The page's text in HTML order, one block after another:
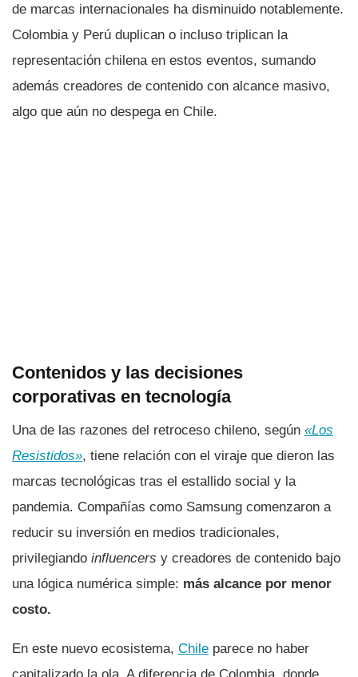
de marcas internacionales ha disminuido notablemente.
Colombia y Perú duplican o incluso triplican la
representación chilena en estos eventos, sumando
además creadores de contenido con alcance masivo,
algo que aún no despega en Chile.
Contenidos y las decisiones
corporativas en tecnología
Una de las razones del retroceso chileno, según «Los
Resistidos», tiene relación con el viraje que dieron las
marcas tecnológicas tras el estallido social y la
pandemia. Compañías como Samsung comenzaron a
reducir su inversión en medios tradicionales,
privilegiando influencers y creadores de contenido bajo
una lógica numérica simple: más alcance por menor
costo.
En este nuevo ecosistema, Chile parece no haber